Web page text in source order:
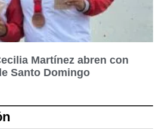
Martínez abren con
Santo Domingo